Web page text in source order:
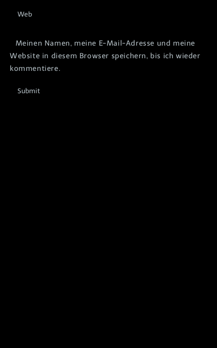
Meinen Namen, meine E-Mail-Adresse und meine
Website in diesem Browser speichern, bis ich wieder
kommentiere.
Submit